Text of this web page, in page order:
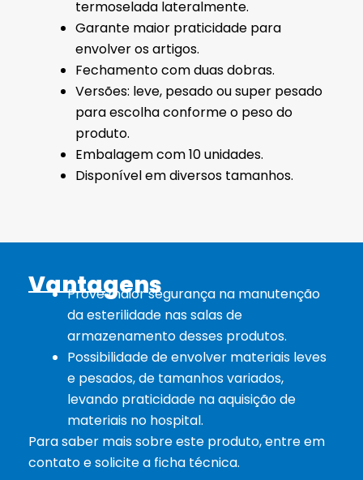
termoselada lateralmente.
Garante maior praticidade para
envolver os artigos.
Fechamento com duas dobras.
Versões: leve, pesado ou super pesado
para escolha conforme o peso do
produto.
Embalagem com 10 unidades.
Disponível em diversos tamanhos.
Vantagens
Provê maior segurança na manutenção
da esterilidade nas salas de
armazenamento desses produtos.
Possibilidade de envolver materiais leves
e pesados, de tamanhos variados,
levando praticidade na aquisição de
materiais no hospital.
Para saber mais sobre este produto, entre em
contato e solicite a ficha técnica.